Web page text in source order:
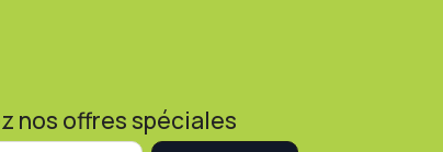
nos offres spéciales